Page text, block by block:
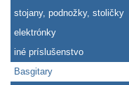
stojany, podnožky, stoličky
elektrónky
iné príslušenstvo
Basgitary